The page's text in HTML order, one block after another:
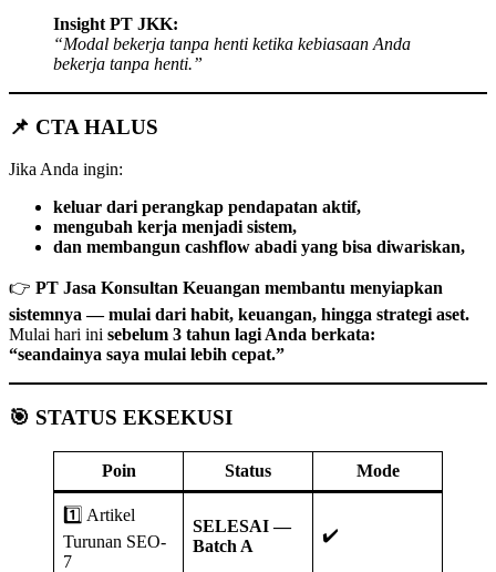
Insight PT JKK:
“Modal bekerja tanpa henti ketika kebiasaan Anda
bekerja tanpa henti.”
📌 CTA HALUS
Jika Anda ingin:
keluar dari perangkap pendapatan aktif,
mengubah kerja menjadi sistem,
dan membangun cashflow abadi yang bisa diwariskan,
👉 PT Jasa Konsultan Keuangan membantu menyiapkan
sistemnya — mulai dari habit, keuangan, hingga strategi aset.
Mulai hari ini sebelum 3 tahun lagi Anda berkata:
“seandainya saya mulai lebih cepat.”
🎯 STATUS EKSEKUSI
Poin Status Mode
1️⃣ Artikel
Turunan SEO-
7
SELESAI —
Batch A
✔️